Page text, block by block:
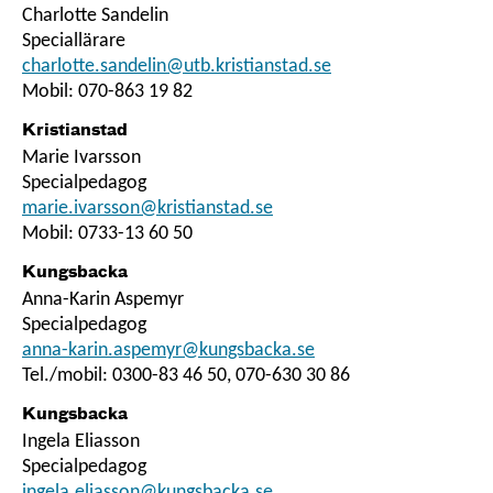
Charlotte Sandelin
Speciallärare
charlotte.sandelin@utb.kristianstad.se
Mobil: 070-863 19 82
Kristianstad
Marie Ivarsson
Specialpedagog
marie.ivarsson@kristianstad.se
Mobil: 0733-13 60 50
Kungsbacka
Anna-Karin Aspemyr
Specialpedagog
anna-karin.aspemyr@kungsbacka.se
Tel./mobil: 0300-83 46 50, 070-630 30 86
Kungsbacka
Ingela Eliasson
Specialpedagog